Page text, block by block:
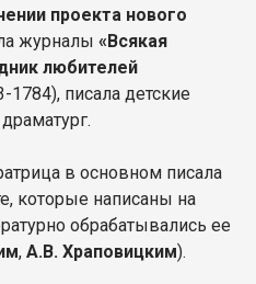
проекта нового
журналы «Всякая
любителей
1784), писала детские
в основном писала
которые написаны на
обрабатывались ее
, А.В. Храповицким).